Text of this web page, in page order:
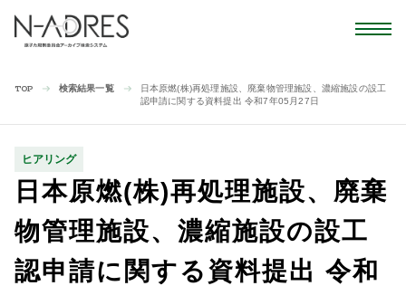
TOP 検索結果一覧
日本原燃(株)再処理施設、廃棄物管理施設、濃縮施設の設工
認申請に関する資料提出 令和7年05月27日
ヒアリング
日本原燃(株)再処理施設、廃棄
物管理施設、濃縮施設の設工
認申請に関する資料提出 令和